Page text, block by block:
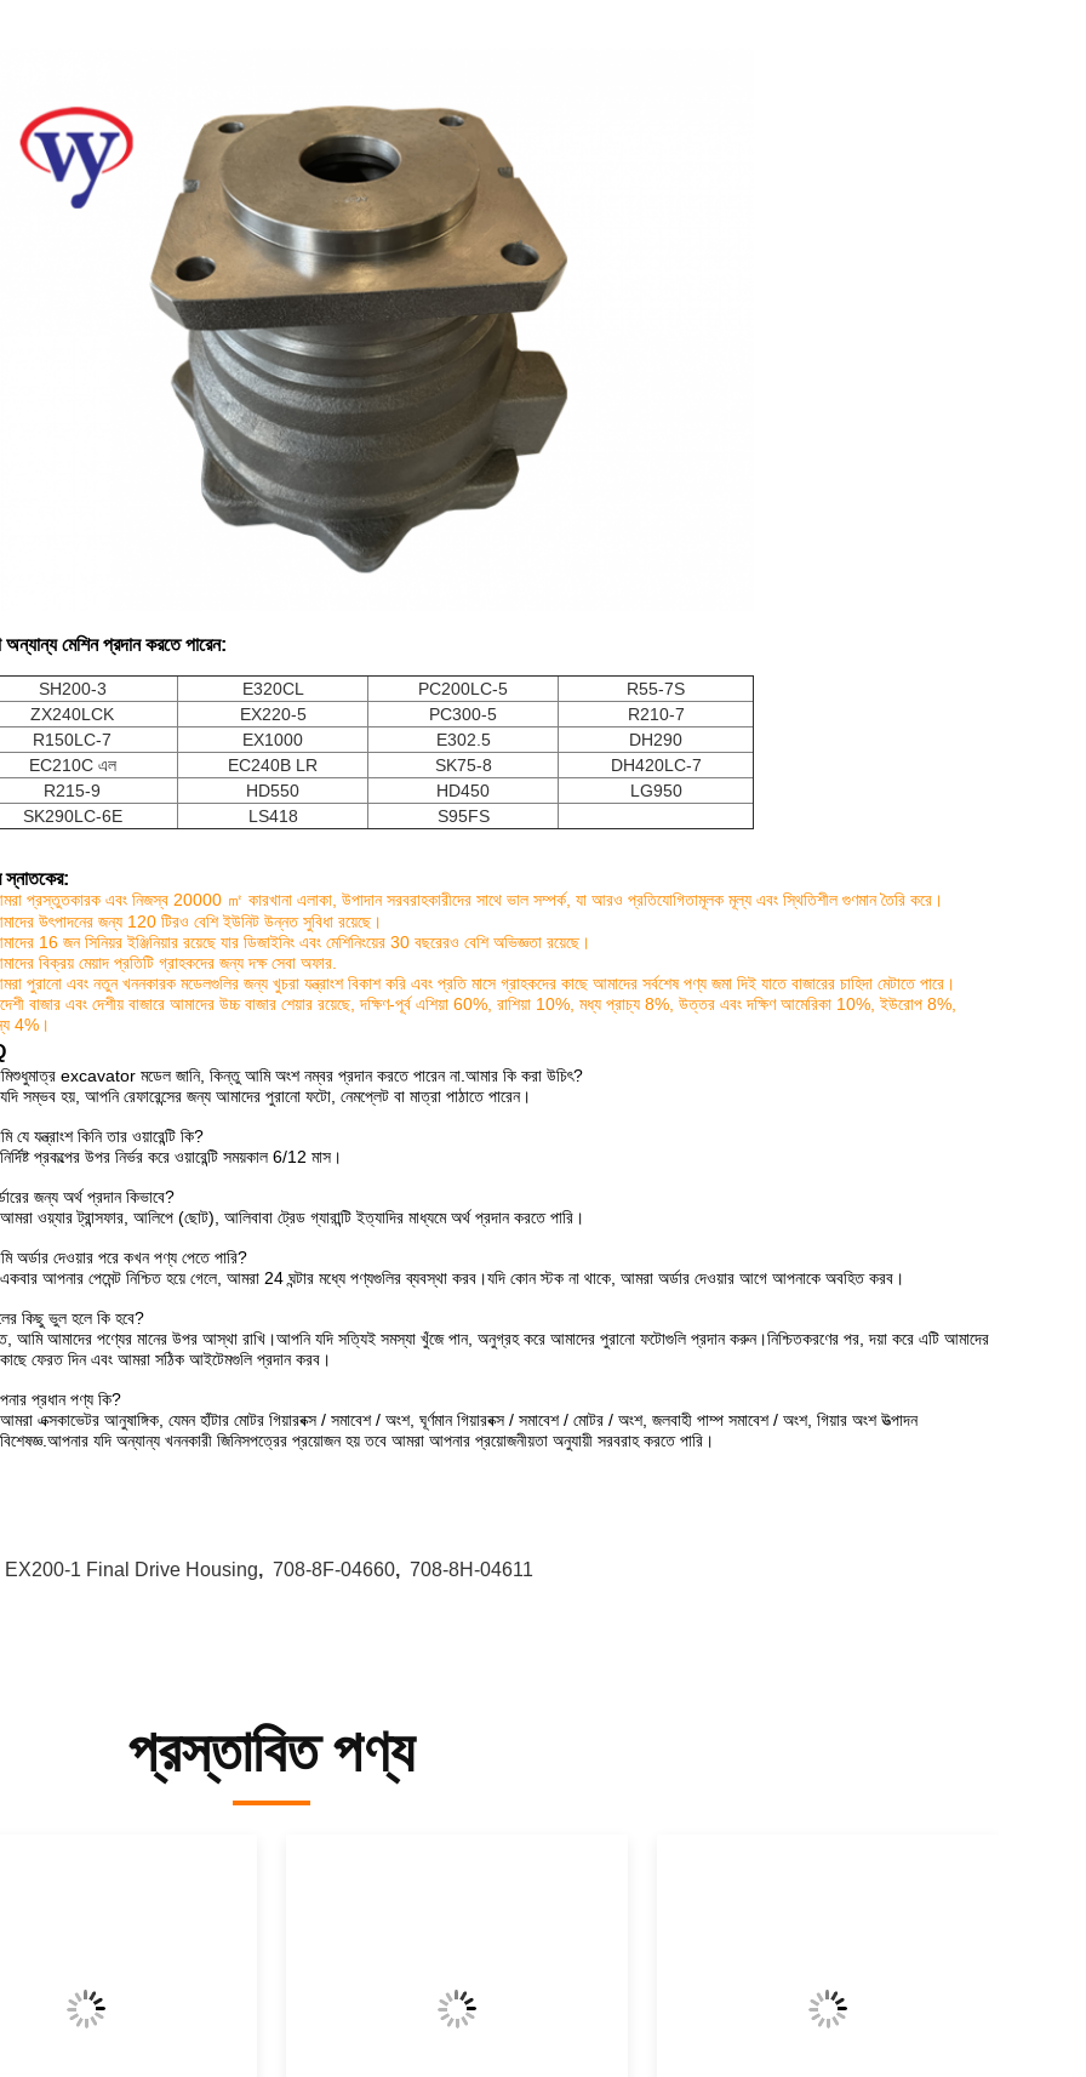
মেশিন প্রদান করতে পারেন:
SH200-3 E320CL PC200LC-5
R55-7S
ZX240LCK
EX220-5 PC300-5
R210-7
R150LC-7
EX1000 E302.5
DH290
EC210C এল
EC240B LR SK75-8
DH420LC-7
R215-9
HD550 HD450
LG950
SK290LC-6E
LS418 S95FS
স্নাতকের:
প্রস্তুতকারক এবং নিজস্ব 20000 ㎡ কারখানা এলাকা, উপাদান সরবরাহকারীদের সাথে ভাল সম্পর্ক, যা আরও প্রতিযোগিতামূলক মূল্য এবং স্থিতিশীল গুণমান তৈরি করে।
উৎপাদনের জন্য 120 টিরও বেশি ইউনিট উন্নত সুবিধা রয়েছে।
16 জন সিনিয়র ইঞ্জিনিয়ার রয়েছে যার ডিজাইনিং এবং মেশিনিংয়ের 30 বছরেরও বেশি অভিজ্ঞতা রয়েছে।
বিক্রয় মেয়াদ প্রতিটি গ্রাহকদের জন্য দক্ষ সেবা অফার.
পুরানো এবং নতুন খননকারক মডেলগুলির জন্য খুচরা যন্ত্রাংশ বিকাশ করি এবং প্রতি মাসে গ্রাহকদের কাছে আমাদের সর্বশেষ পণ্য জমা দিই যাতে বাজারের চাহিদা মেটাতে পারে।
বাজার এবং দেশীয় বাজারে আমাদের উচ্চ বাজার শেয়ার রয়েছে, দক্ষিণ-পূর্ব এশিয়া 60%, রাশিয়া 10%, মধ্য প্রাচ্য 8%, উত্তর এবং দক্ষিণ আমেরিকা 10%, ইউরোপ 8%,
4%।
শুধুমাত্র excavator মডেল জানি, কিন্তু আমি অংশ নম্বর প্রদান করতে পারেন না.আমার কি করা উচিৎ?
যদি সম্ভব হয়, আপনি রেফারেন্সের জন্য আমাদের পুরানো ফটো, নেমপ্লেট বা মাত্রা পাঠাতে পারেন।
যে যন্ত্রাংশ কিনি তার ওয়ারেন্টি কি?
নির্দিষ্ট প্রকল্পের উপর নির্ভর করে ওয়ারেন্টি সময়কাল 6/12 মাস।
জন্য অর্থ প্রদান কিভাবে?
আমরা ওয়্যার ট্রান্সফার, আলিপে (ছোট), আলিবাবা ট্রেড গ্যারান্টি ইত্যাদির মাধ্যমে অর্থ প্রদান করতে পারি।
অর্ডার দেওয়ার পরে কখন পণ্য পেতে পারি?
একবার আপনার পেমেন্ট নিশ্চিত হয়ে গেলে, আমরা 24 ঘন্টার মধ্যে পণ্যগুলির ব্যবস্থা করব।যদি কোন স্টক না থাকে, আমরা অর্ডার দেওয়ার আগে আপনাকে অবহিত করব।
কিছু ভুল হলে কি হবে?
আমি আমাদের পণ্যের মানের উপর আস্থা রাখি।আপনি যদি সত্যিই সমস্যা খুঁজে পান, অনুগ্রহ করে আমাদের পুরানো ফটোগুলি প্রদান করুন।নিশ্চিতকরণের পর, দয়া করে এটি আমাদের
কাছে ফেরত দিন এবং আমরা সঠিক আইটেমগুলি প্রদান করব।
প্রধান পণ্য কি?
আমরা এক্সকাভেটর আনুষাঙ্গিক, যেমন হাঁটার মোটর গিয়ারবক্স / সমাবেশ / অংশ, ঘূর্ণমান গিয়ারবক্স / সমাবেশ / মোটর / অংশ, জলবাহী পাম্প সমাবেশ / অংশ, গিয়ার অংশ উত্পাদন
বিশেষজ্ঞ.আপনার যদি অন্যান্য খননকারী জিনিসপত্রের প্রয়োজন হয় তবে আমরা আপনার প্রয়োজনীয়তা অনুযায়ী সরবরাহ করতে পারি।
EX200-1 Final Drive Housing, 708-8F-04660, 708-8H-04611
প্রস্তাবিত পণ্য